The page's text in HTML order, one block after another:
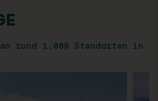
an rund 1.000 Standorten in